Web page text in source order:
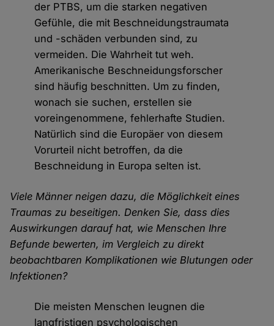
der PTBS, um die starken negativen
Gefühle, die mit Beschneidungstraumata
und -schäden verbunden sind, zu
vermeiden. Die Wahrheit tut weh.
Amerikanische Beschneidungsforscher
sind häufig beschnitten. Um zu finden,
wonach sie suchen, erstellen sie
voreingenommene, fehlerhafte Studien.
Natürlich sind die Europäer von diesem
Vorurteil nicht betroffen, da die
Beschneidung in Europa selten ist.
Viele Männer neigen dazu, die Möglichkeit eines
Traumas zu beseitigen. Denken Sie, dass dies
Auswirkungen darauf hat, wie Menschen Ihre
Befunde bewerten, im Vergleich zu direkt
beobachtbaren Komplikationen wie Blutungen oder
Infektionen?
Die meisten Menschen leugnen die
langfristigen psychologischen